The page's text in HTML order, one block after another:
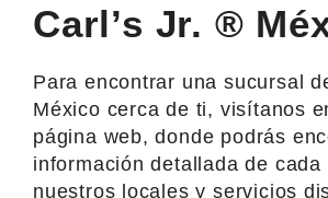
Carl’s Jr. ®
Para encontrar una sucursal
México cerca de ti, visítanos
página web, donde podrás
información detallada de cada
nuestros locales y servicios